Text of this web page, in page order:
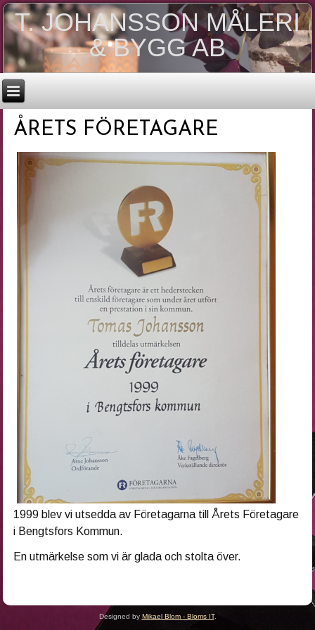
T. JOHANSSON MÅLERI
& BYGG AB
ÅRETS FÖRETAGARE
1999 blev vi utsedda av Företagarna till Årets Företagare
i Bengtsfors Kommun.
En utmärkelse som vi är glada och stolta över.
Designed by Mikael Blom - Bloms IT.